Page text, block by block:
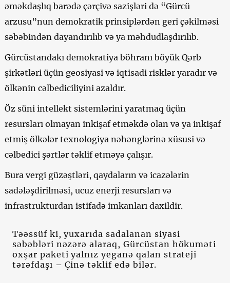
əməkdaşlıq barədə çərçivə sazişləri də “Gürcü
arzusu”nun demokratik prinsiplərdən geri çəkilməsi
səbəbindən dayandırılıb və ya məhdudlaşdırılıb.
Gürcüstandakı demokratiya böhranı böyük Qərb
şirkətləri üçün geosiyasi və iqtisadi risklər yaradır və
ölkənin cəlbediciliyini azaldır.
Öz süni intellekt sistemlərini yaratmaq üçün
resursları olmayan inkişaf etməkdə olan və ya inkişaf
etmiş ölkələr texnologiya nəhənglərinə xüsusi və
cəlbedici şərtlər təklif etməyə çalışır.
Bura vergi güzəştləri, qaydaların və icazələrin
sadələşdirilməsi, ucuz enerji resursları və
infrastrukturdan istifadə imkanları daxildir.
Təəssüf ki, yuxarıda sadalanan siyasi
səbəbləri nəzərə alaraq, Gürcüstan hökuməti
oxşar paketi yalnız yeganə qalan strateji
tərəfdaşı – Çinə təklif edə bilər.